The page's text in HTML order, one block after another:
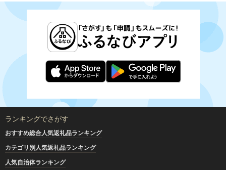
ランキングでさがす
おすすめ総合人気返礼品ランキング
カテゴリ別人気返礼品ランキング
人気自治体ランキング